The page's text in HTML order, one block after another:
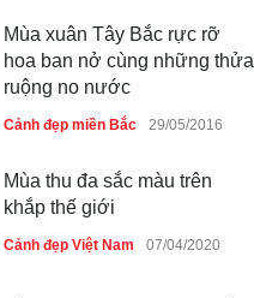
Cảnh đẹp Việt Nam 24/04/2020
dừa miền Tây ở Sài Gòn
Cảnh đẹp Việt Nam 24/04/2020
dã ở Sài Gòn
Mùa xuân Tây Bắc rực rỡ
hoa ban nở cùng những thửa
ruộng no nước
Cảnh đẹp miền Bắc 29/05/2016
Mùa thu đa sắc màu trên
khắp thế giới
Cảnh đẹp Việt Nam 07/04/2020